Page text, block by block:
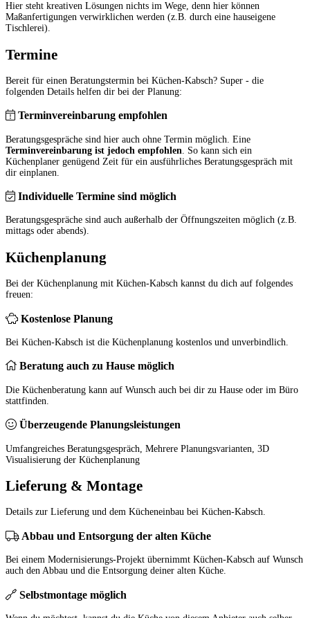
Hier steht kreativen Lösungen nichts im Wege, denn hier können
Maßanfertigungen verwirklichen werden (z.B. durch eine hauseigene
Tischlerei).
Termine
Bereit für einen Beratungstermin bei Küchen-Kabsch? Super - die
folgenden Details helfen dir bei der Planung:
Terminvereinbarung empfohlen
Beratungsgespräche sind hier auch ohne Termin möglich. Eine
Terminvereinbarung ist jedoch empfohlen . So kann sich ein
Küchenplaner genügend Zeit für ein ausführliches Beratungsgespräch mit
dir einplanen.
Individuelle Termine sind möglich
Beratungsgespräche sind auch außerhalb der Öffnungszeiten möglich (z.B.
mittags oder abends).
Küchenplanung
Bei der Küchenplanung mit Küchen-Kabsch kannst du dich auf folgendes
freuen:
Kostenlose Planung
Bei Küchen-Kabsch ist die Küchenplanung kostenlos und unverbindlich.
Beratung auch zu Hause möglich
Die Küchenberatung kann auf Wunsch auch bei dir zu Hause oder im Büro
stattfinden.
Überzeugende Planungsleistungen
Umfangreiches Beratungsgespräch, Mehrere Planungsvarianten, 3D
Visualisierung der Küchenplanung
Lieferung & Montage
Details zur Lieferung und dem Kücheneinbau bei Küchen-Kabsch.
Abbau und Entsorgung der alten Küche
Bei einem Modernisierungs-Projekt übernimmt Küchen-Kabsch auf Wunsch
auch den Abbau und die Entsorgung deiner alten Küche.
Selbstmontage möglich